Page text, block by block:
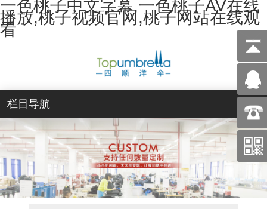
一色桃子中文字幕,一色桃子AV在线
播放,桃子视频官网,桃子网站在线观
看
栏目导航